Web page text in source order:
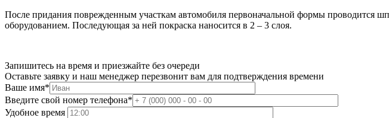
После придания поврежденным участкам автомобиля первоначальной формы проводится
оборудованием. Последующая за ней покраска наносится в 2 – 3 слоя.
Запишитесь на время и приезжайте без очереди
Оставьте заявку и наш менеджер перезвонит вам для подтверждения времени
Ваше имя*
Введите свой номер телефона*
Удобное время